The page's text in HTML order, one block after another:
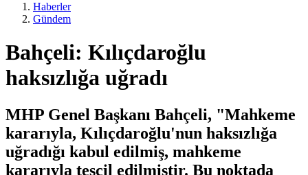
Haberler
Gündem
Bahçeli: Kılıçdaroğlu
haksızlığa uğradı
MHP Genel Başkanı Bahçeli, "Mahkeme
kararıyla, Kılıçdaroğlu'nun haksızlığa
uğradığı kabul edilmiş, mahkeme
kararıyla tescil edilmiştir. Bu noktada